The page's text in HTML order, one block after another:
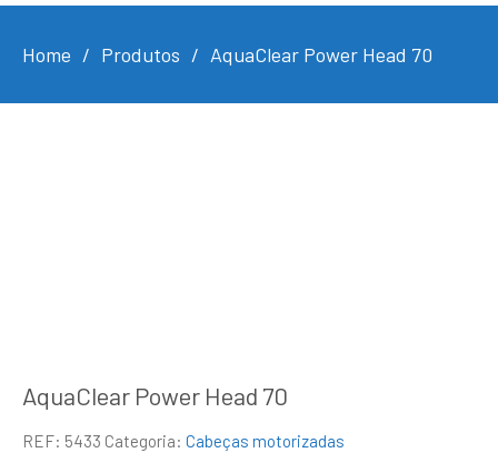
Home Produtos AquaClear Power Head 70
AquaClear Power Head 70
REF: 5433 Categoria: Cabeças motorizadas